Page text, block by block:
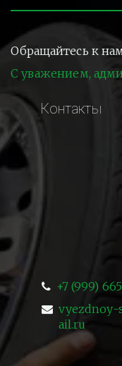
Обращайтесь к
С уважением,
Контакты
+7 (999)
vyezdnoy-
ail.ru